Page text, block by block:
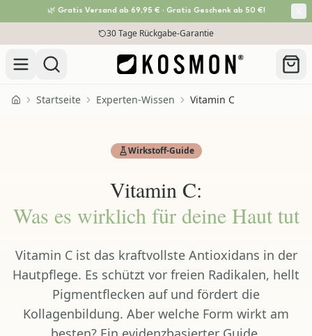
🌿 Gratis Versand ab 69,95 € · Gratis Geschenk ab 50 €!
Zum Inhalt springen30 Tage Rückgabe-Garantie
HomeStartseite Experten-Wissen Vitamin C
Wirkstoff-Guide
Vitamin C:
Was es wirklich für deine Haut tut
Vitamin C ist das kraftvollste Antioxidans in der
Hautpflege. Es schützt vor freien Radikalen, hellt
Pigmentflecken auf und fördert die
Kollagenbildung. Aber welche Form wirkt am